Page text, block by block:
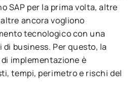
SAP per la prima volta, altre
altre ancora vogliono
tecnologico con una
business. Per questo, la
implementazione è
tempi, perimetro e rischi del